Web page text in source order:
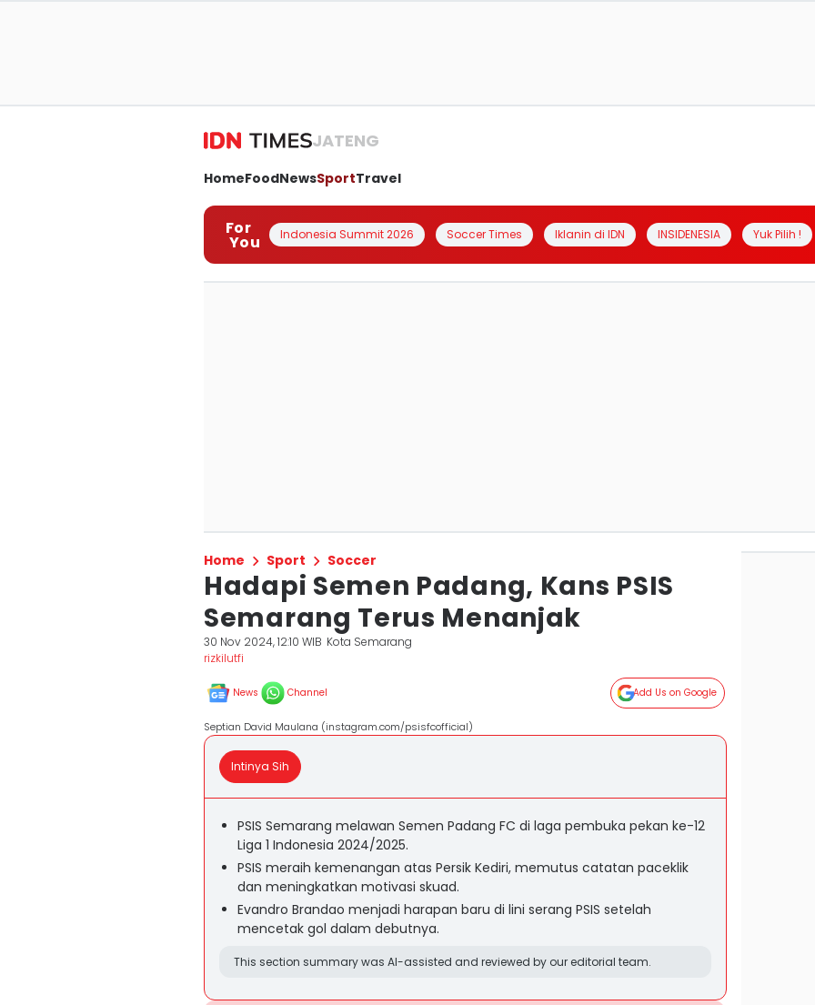
JATENG
HomeFoodNewsSportTravel
For
You Indonesia Summit 2026 Soccer Times Iklanin di IDN INSIDENESIA Yuk Pilih !
Home Sport Soccer
Hadapi Semen Padang, Kans PSIS
Semarang Terus Menanjak
30 Nov 2024, 12:10 WIB Kota Semarang
rizkilutfi
News Channel Add Us on Google
Septian David Maulana (instagram.com/psisfcofficial)
Intinya Sih
PSIS Semarang melawan Semen Padang FC di laga pembuka pekan ke-12
Liga 1 Indonesia 2024/2025.
PSIS meraih kemenangan atas Persik Kediri, memutus catatan paceklik
dan meningkatkan motivasi skuad.
Evandro Brandao menjadi harapan baru di lini serang PSIS setelah
mencetak gol dalam debutnya.
This section summary was AI-assisted and reviewed by our editorial team.